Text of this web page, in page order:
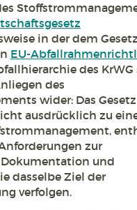
in der dem Gesetz
EU-
des
des
wider: Das Gesetz
ausdrücklich zu
zur
und
dasselbe Ziel der
verfolgen.